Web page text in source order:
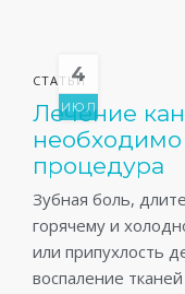
4
ИЮЛ
СТАТЬИ
Лечение
необходимо
процедура
Зубная боль,
горячему и
или припухлость
воспаление